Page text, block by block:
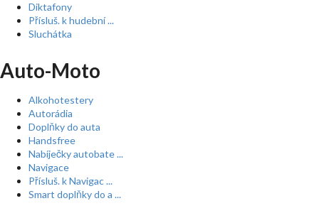
Diktafony
Přísluš. k hudební ...
Sluchátka
Auto-Moto
Alkohotestery
Autorádia
Doplňky do auta
Handsfree
Nabíječky autobate ...
Navigace
Přísluš. k Navigac ...
Smart doplňky do a ...